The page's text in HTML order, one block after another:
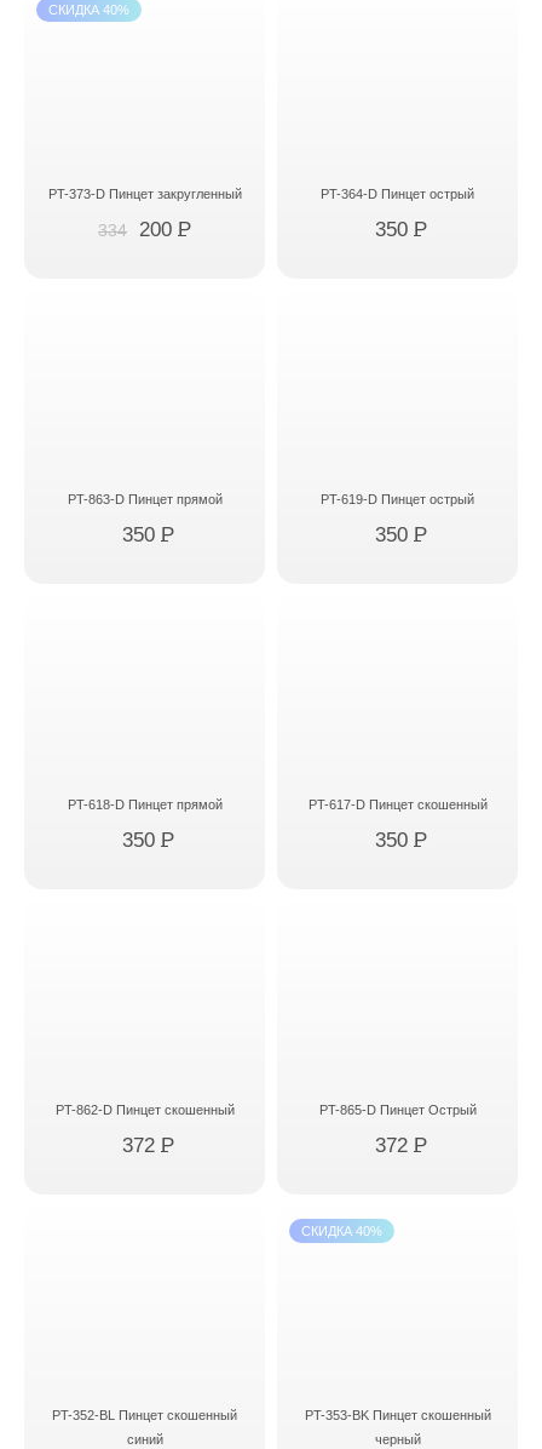
СКИДКА 40%
PT-373-D Пинцет закругленный
334 200 P
PT-364-D Пинцет острый
350 P
PT-863-D Пинцет прямой
350 P
PT-619-D Пинцет острый
350 P
PT-618-D Пинцет прямой
350 P
PT-617-D Пинцет скошенный
350 P
PT-862-D Пинцет скошенный
372 P
PT-865-D Пинцет Острый
372 P
PT-352-BL Пинцет скошенный
синий
СКИДКА 40%
PT-353-BK Пинцет скошенный
черный